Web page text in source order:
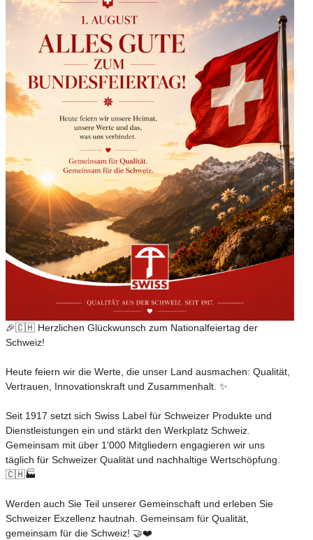
🎉🇨🇭 Herzlichen Glückwunsch zum Nationalfeiertag der
Schweiz!
Heute feiern wir die Werte, die unser Land ausmachen: Qualität,
Vertrauen, Innovationskraft und Zusammenhalt. ✨
Seit 1917 setzt sich Swiss Label für Schweizer Produkte und
Dienstleistungen ein und stärkt den Werkplatz Schweiz.
Gemeinsam mit über 1'000 Mitgliedern engagieren wir uns
täglich für Schweizer Qualität und nachhaltige Wertschöpfung.
🇨🇭🏭
Werden auch Sie Teil unserer Gemeinschaft und erleben Sie
Schweizer Exzellenz hautnah. Gemeinsam für Qualität,
gemeinsam für die Schweiz! 🤝❤️